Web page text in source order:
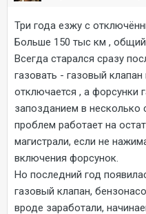
Три года езжу с
Больше 150 тыс км , общий
Всегда старался сразу
газовать - газовый
отключается , а форсунки
запозданием в несколько
проблем работает на
магистрали, если не
включения форсунок.
Но последний год
газовый клапан,
вроде заработали,